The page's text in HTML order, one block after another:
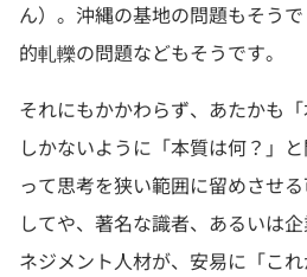
ん）。沖縄の基地の問題もそう
的軋轢の問題などもそうです。
それにもかかわらず、あたかも
しかないように「本質は何？」
って思考を狭い範囲に留めさせ
してや、著名な識者、あるいは
ネジメント人材が、安易に「こ